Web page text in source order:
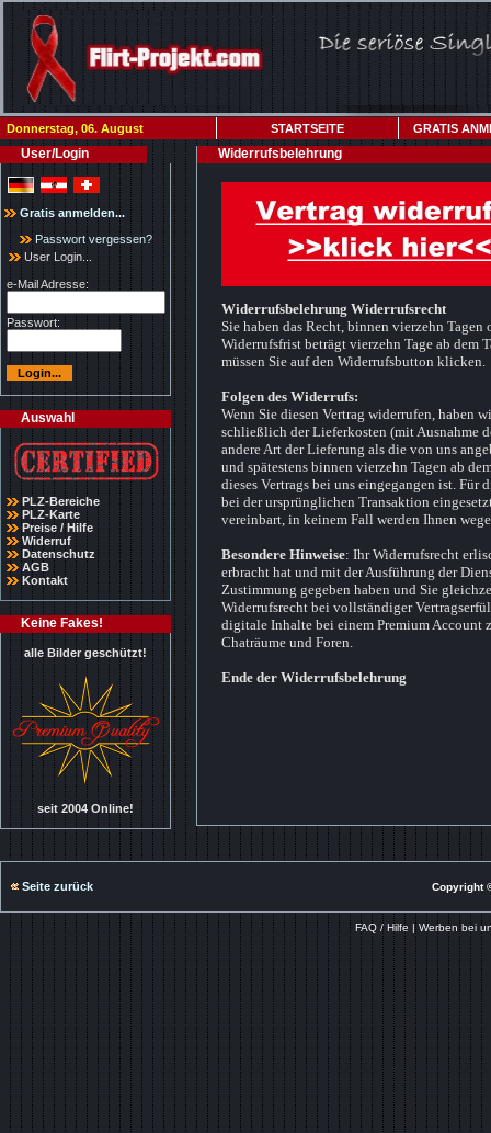
Donnerstag, 06. August STARTSEITE GRATIS
User/Login
Gratis anmelden...
Passwort vergessen?
User Login...
e-Mail Adresse:
Passwort:
Auswahl
PLZ-Bereiche
PLZ-Karte
Preise / Hilfe
Widerruf
Datenschutz
AGB
Kontakt
Keine Fakes!
alle Bilder geschützt!
seit 2004 Online!
Widerrufsbelehrung
Widerrufsbelehrung Widerrufsrecht
Sie haben das Recht, binnen vierzehn
Widerrufsfrist beträgt vierzehn Tage ab dem
müssen Sie auf den Widerrufsbutton klicken.
Folgen des Widerrufs:
Wenn Sie diesen Vertrag widerrufen, haben
schließlich der Lieferkosten (mit Ausnahme
andere Art der Lieferung als die von uns
und spätestens binnen vierzehn Tagen ab
dieses Vertrags bei uns eingegangen ist. Für
bei der ursprünglichen Transaktion
vereinbart, in keinem Fall werden Ihnen
Besondere Hinweise: Ihr Widerrufsrecht
erbracht hat und mit der Ausführung der
Zustimmung gegeben haben und Sie
Widerrufsrecht bei vollständiger
digitale Inhalte bei einem Premium Account
Chaträume und Foren.
Ende der Widerrufsbelehrung
Seite zurück Copyright
FAQ / Hilfe |Werben bei